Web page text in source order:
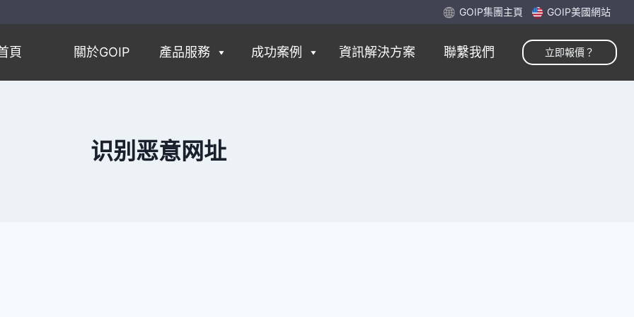
GOIP集團主頁 GOIP美國網站
頁 關於GOIP 產品服務 成功案例 資訊解決方案 聯繫我們 立即報價？
识别恶意网址